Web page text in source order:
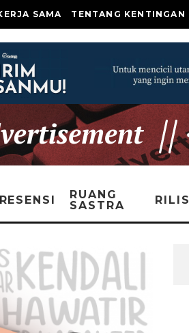
SAMA TENTANG KENTINGAN
RESENSI
RUANG
SASTRA
RILIS